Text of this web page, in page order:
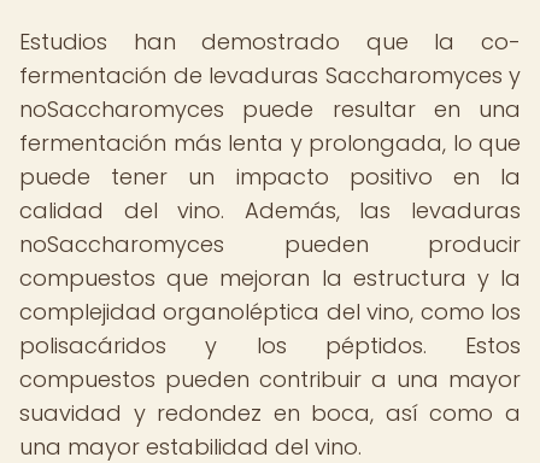
Estudios han demostrado que la co-
fermentación de levaduras Saccharomyces y
noSaccharomyces puede resultar en una
fermentación más lenta y prolongada, lo que
puede tener un impacto positivo en la
calidad del vino. Además, las levaduras
noSaccharomyces pueden producir
compuestos que mejoran la estructura y la
complejidad organoléptica del vino, como los
polisacáridos y los péptidos. Estos
compuestos pueden contribuir a una mayor
suavidad y redondez en boca, así como a
una mayor estabilidad del vino.